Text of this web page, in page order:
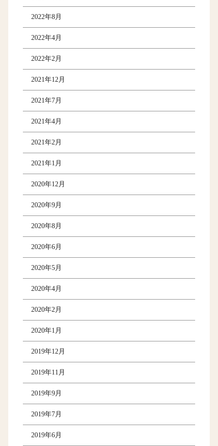
2022年8月
2022年4月
2022年2月
2021年12月
2021年7月
2021年4月
2021年2月
2021年1月
2020年12月
2020年9月
2020年8月
2020年6月
2020年5月
2020年4月
2020年2月
2020年1月
2019年12月
2019年11月
2019年9月
2019年7月
2019年6月